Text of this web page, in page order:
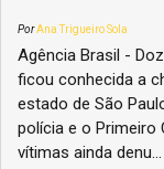
PorAna Trigueiro Sola
Agência Brasil -
ficou conhecida a
estado de São
polícia e o Primeiro
vítimas ainda denu...